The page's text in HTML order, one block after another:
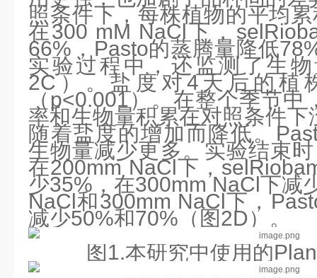
照条件下，每株植物的平均
在300 mM NaCl下，
66%，Pasto的蒸腾量降低
实验过程中，还监测了生
2C）。盐度对4天后的植
（p<0.001）。在整个季节
率和生物量积累在对照条件
随着盐度的增加而降低。
生物量减少更多。实验结束
在200mm NaCl下，
少35%，在300mm NaCl下减
NaCl和300mm NaCl下，
减少50%和70%（图2D）。
图1.本研究中使用的